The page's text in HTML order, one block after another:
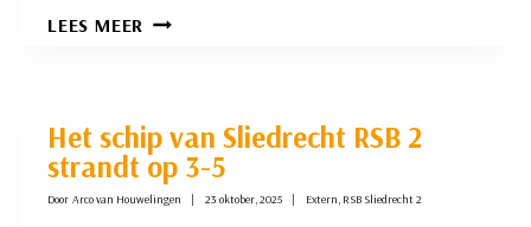
LEES MEER RSB
Het schip van Sliedrecht RSB 2
strandt op 3-5
Door Arco van Houwelingen 23 oktober, 2025 Extern, RSB Sliedrecht 2